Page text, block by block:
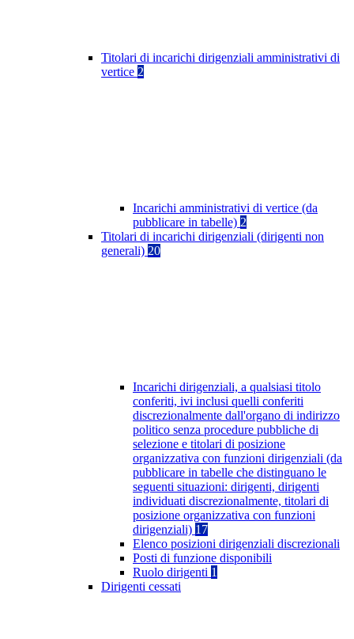
Titolari di incarichi dirigenziali amministrativi di
vertice 2
Incarichi amministrativi di vertice (da
pubblicare in tabelle) 2
Titolari di incarichi dirigenziali (dirigenti non
generali) 20
Incarichi dirigenziali, a qualsiasi titolo
conferiti, ivi inclusi quelli conferiti
discrezionalmente dall'organo di indirizzo
politico senza procedure pubbliche di
selezione e titolari di posizione
organizzativa con funzioni dirigenziali (da
pubblicare in tabelle che distinguano le
seguenti situazioni: dirigenti, dirigenti
individuati discrezionalmente, titolari di
posizione organizzativa con funzioni
dirigenziali) 17
Elenco posizioni dirigenziali discrezionali
Posti di funzione disponibili
Ruolo dirigenti 1
Dirigenti cessati